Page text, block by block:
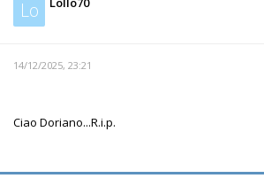
Lo
14/12/2025, 23:21
Ciao Doriano...R.i.p.